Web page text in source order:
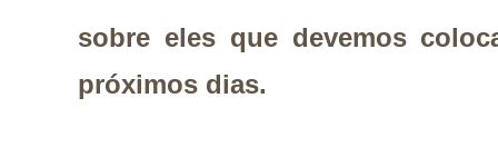
sobre eles que devemos
próximos dias.